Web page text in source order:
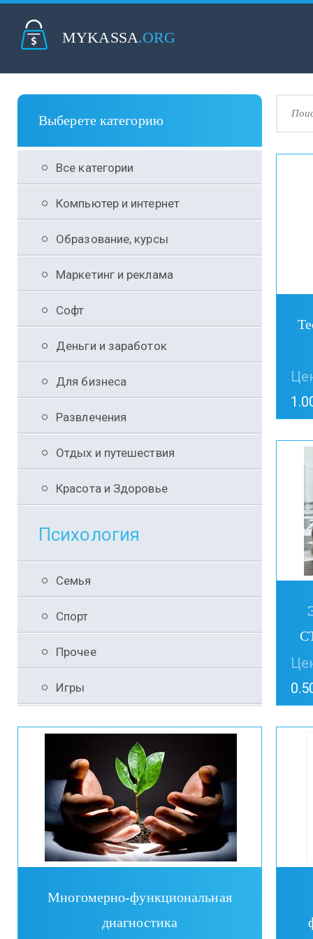
MYKASSA.ORG
Выберете категорию
Все категории
Компьютер и интернет
Образование, курсы
Маркетинг и реклама
Софт
Деньги и заработок
Для бизнеса
Развлечения
Отдых и путешествия
Красота и Здоровье
Психология
Семья
Спорт
Прочее
Игры
Многомерно-функциональная
диагностика